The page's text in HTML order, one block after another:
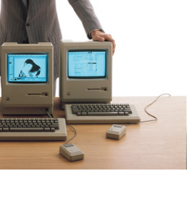
애
플
중
역
들
을
만
나
다: